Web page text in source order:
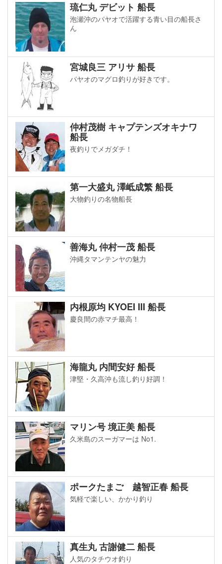
琉仁丸 デビット 船長
泡瀬沖のパヤオで活躍する青い目の船長さ
ん
宮城良三 アリサ 船長
パヤオのマグロ釣りが好きです。
仲村茂樹 キャプテンズオキナワ
船長
夜釣りでメガダチ！
第一大盛丸 澤岻成繁 船長
大物釣りの名物船長
善海丸 仲村一茂 船長
沖縄タマンテンヤの魅力
内根原均 KYOEI III 船長
慶良間の赤マチ最高！
海龍丸 内間安好 船長
津堅・久高沖も流し釣り好調！
マリン号 境正美 船長
久米島のスーガマーは No1.
ポークたまご 越智正春 船長
気軽で楽しい、かかり釣り
真生丸 古謝健二 船長
人気のタチウオ釣り